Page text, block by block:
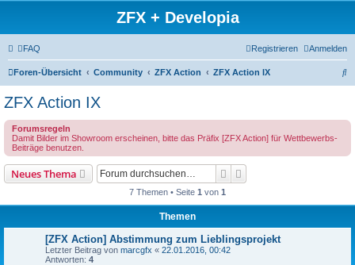
ZFX + Developia
FAQ Anmelden
Registrieren
Foren-Übersicht Community ZFX Action ZFX Action IX
S
ZFX Action IX
Forumsregeln
Damit Bilder im Showroom erscheinen, bitte das Präfix [ZFX Action] für Wettbewerbs-
Beiträge benutzen.
Neues Thema Suche
7 Themen • Seite 1 von 1
Themen
[ZFX Action] Abstimmung zum Lieblingsprojekt
Letzter Beitrag von marcgfx « 22.01.2016, 00:42
Antworten: 4